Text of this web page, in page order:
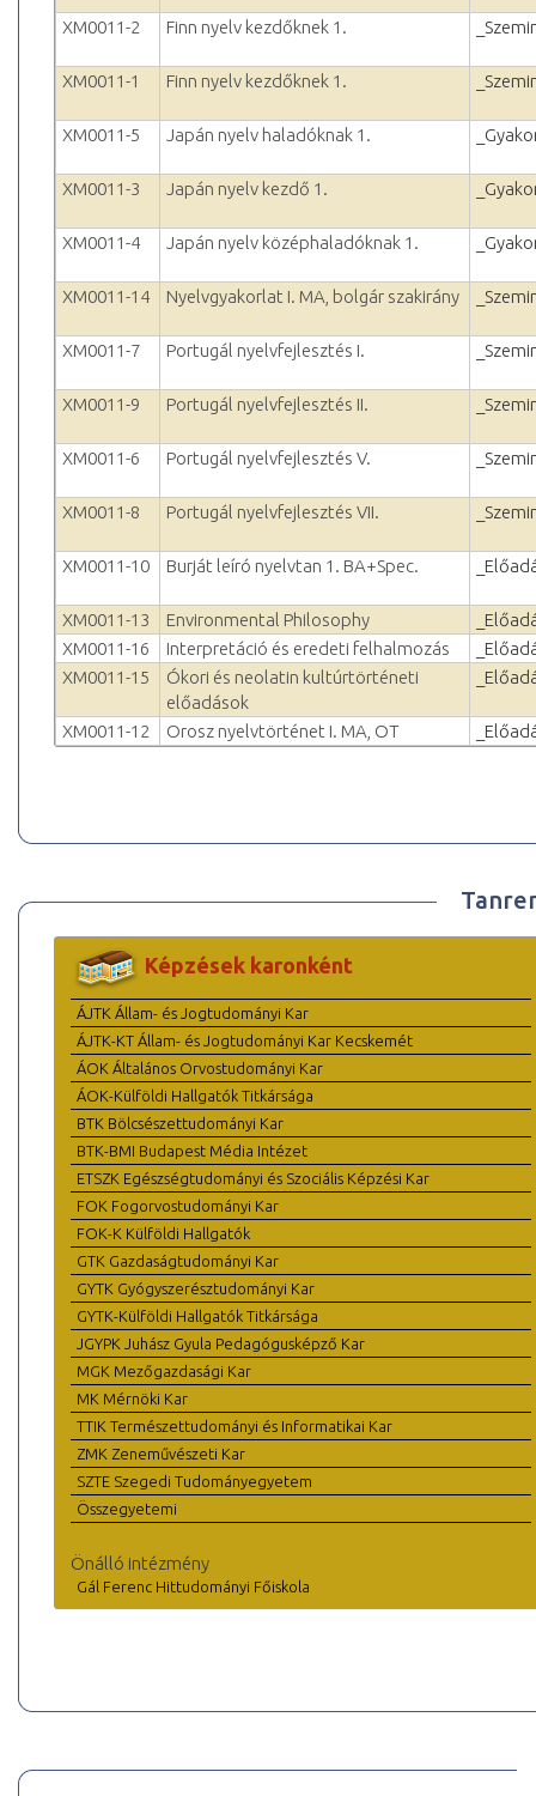
XM0011-2 Finn nyelv kezdőknek 1.
XM0011-1 Finn nyelv kezdőknek 1.
XM0011-5 Japán nyelv haladóknak 1.
XM0011-3 Japán nyelv kezdő 1.
XM0011-4 Japán nyelv középhaladóknak 1.
XM0011-14 Nyelvgyakorlat I. MA, bolgár szakirány
XM0011-7 Portugál nyelvfejlesztés I.
XM0011-9 Portugál nyelvfejlesztés II.
XM0011-6 Portugál nyelvfejlesztés V.
XM0011-8 Portugál nyelvfejlesztés VII.
XM0011-10 Burját leíró nyelvtan 1. BA+Spec.
XM0011-13 Environmental Philosophy
XM0011-16
Interpretáció és eredeti felhalmozás
XM0011-15
Ókori és neolatin kultúrtörténeti
előadások
XM0011-12 Orosz nyelvtörténet I. MA, OT
Képzések karonként
ÁJTK Állam- és Jogtudományi Kar
ÁJTK-KT Állam- és Jogtudományi Kar Kecskemét
ÁOK Általános Orvostudományi Kar
ÁOK-Külföldi Hallgatók Titkársága
BTK Bölcsészettudományi Kar
BTK-BMI Budapest Média Intézet
ETSZK Egészségtudományi és Szociális Képzési Kar
FOK Fogorvostudományi Kar
FOK-K Külföldi Hallgatók
GTK Gazdaságtudományi Kar
GYTK Gyógyszerésztudományi Kar
GYTK-Külföldi Hallgatók Titkársága
JGYPK Juhász Gyula Pedagógusképző Kar
MGK Mezőgazdasági Kar
MK Mérnöki Kar
TTIK Természettudományi és Informatikai Kar
ZMK Zeneművészeti Kar
SZTE Szegedi Tudományegyetem
Összegyetemi
Önálló intézmény
Gál Ferenc Hittudományi Főiskola